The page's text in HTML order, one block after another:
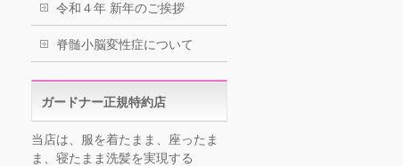
令和４年 新年のご挨拶
脊髄小脳変性症について
ガードナー正規特約店
当店は、服を着たまま、座ったま
ま、寝たまま洗髪を実現する